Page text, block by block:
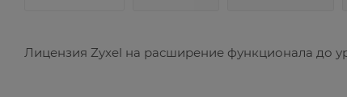
Лицензия Zyxel на расширение функционала до